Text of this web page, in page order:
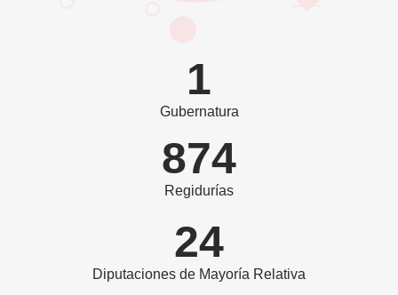
Gubernatura
1
Regidurías
874
Diputaciones de Mayoría Relativa
24